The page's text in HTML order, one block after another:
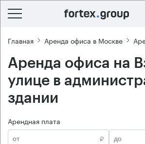
Главная Аренда офиса в Москве
Аренда офиса на
улице в
здании
Арендная плата
₽